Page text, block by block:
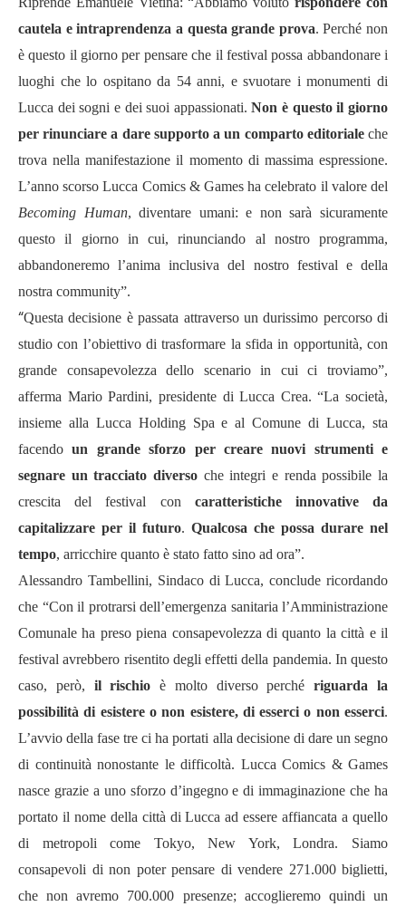
cautela e intraprendenza a questa grande prova. Perché non
è questo il giorno per pensare che il festival possa abbandonare i
luoghi che lo ospitano da 54 anni, e svuotare i monumenti di
Lucca dei sogni e dei suoi appassionati.Non è questo il giorno
per rinunciare a dare supporto a un comparto editorialeche
trova nella manifestazione il momento di massima espressione.
L’anno scorso Lucca Comics & Games ha celebrato il valore del
Becoming Human, diventare umani: e non sarà sicuramente
questo il giorno in cui, rinunciando al nostro programma,
abbandoneremo l’anima inclusiva del nostro festival e della
nostra community”.
“Questa decisione è passata attraverso un durissimo percorso di
studio con l’obiettivo di trasformare la sfida in opportunità, con
grande consapevolezza dello scenario in cui ci troviamo”,
afferma Mario Pardini, presidente di Lucca Crea. “La società,
insieme alla Lucca Holding Spa e al Comune di Lucca, sta
facendo un grande sforzo per creare nuovi strumenti e
segnare un tracciato diverso che integri e renda possibile la
crescita del festival con caratteristiche innovative da
capitalizzare per il futuro. Qualcosa che possa durare nel
tempo, arricchire quanto è stato fatto sino ad ora”.
Alessandro Tambellini, Sindaco di Lucca, conclude ricordando
che “Con il protrarsi dell’emergenza sanitaria l’Amministrazione
Comunale ha preso piena consapevolezza di quanto la città e il
festival avrebbero risentito degli effetti della pandemia. In questo
caso, però, il rischio è molto diverso perché riguarda la
possibilità di esistere o non esistere, di esserci o non esserci.
L’avvio della fase tre ci ha portati alla decisione di dare un segno
di continuità nonostante le difficoltà. Lucca Comics & Games
nasce grazie a uno sforzo d’ingegno e di immaginazione che ha
portato il nome della città di Lucca ad essere affiancata a quello
di metropoli come Tokyo, New York, Londra. Siamo
consapevoli di non poter pensare di vendere 271.000 biglietti,
che non avremo 700.000 presenze; accoglieremo quindi un